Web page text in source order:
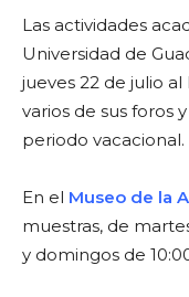
Las actividades
Universidad de
jueves 22 de julio
varios de sus foros
periodo vacacional.
En el Museo de la
muestras, de
y domingos de